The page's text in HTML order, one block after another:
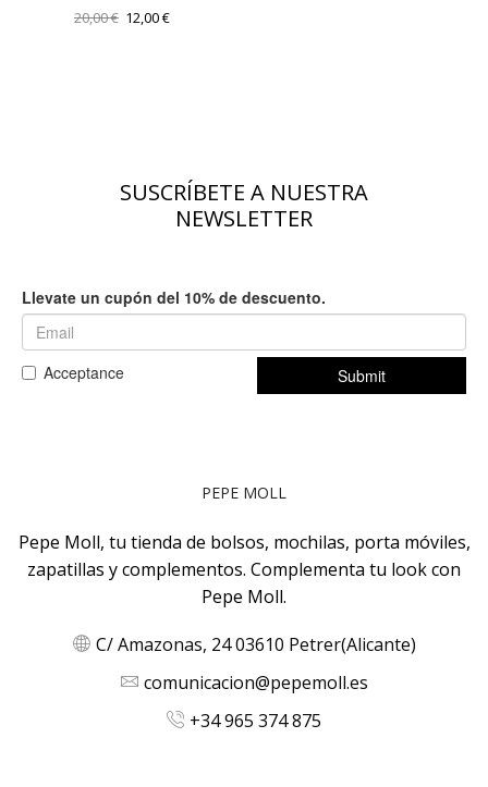
20,00€ El12,00€El
SUSCRÍBETE A NUESTRA
NEWSLETTER
PEPE MOLL
Pepe Moll, tu tienda de bolsos, mochilas, porta móviles,
zapatillas y complementos. Complementa tu look con
Pepe Moll.
C/ Amazonas, 24 03610 Petrer(Alicante)
comunicacion@pepemoll.es
+34 965 374 875